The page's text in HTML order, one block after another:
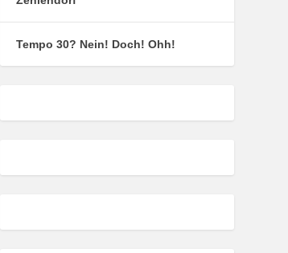
Tempo 30? Nein! Doch! Ohh!